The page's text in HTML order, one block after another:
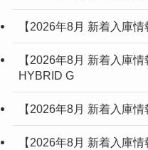
【2026年8月 新着入庫
【2026年8月 新着入庫
HYBRID G
【2026年8月 新着入庫
【2026年8月 新着入庫